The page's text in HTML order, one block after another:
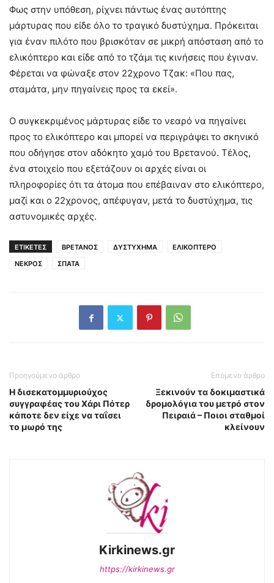
Φως στην υπόθεση, ρίχνει πάντως ένας αυτόπτης
μάρτυρας που είδε όλο το τραγικό δυστύχημα. Πρόκειται
για έναν πιλότο που βρισκόταν σε μικρή απόσταση από το
ελικόπτερο και είδε από το τζάμι τις κινήσεις που έγιναν.
Φέρεται να φώναξε στον 22χρονο Τζακ: «Που πας,
σταμάτα, μην πηγαίνεις προς τα εκεί».
Ο συγκεκριμένος μάρτυρας είδε το νεαρό να πηγαίνει
προς το ελικόπτερο και μπορεί να περιγράψει το σκηνικό
που οδήγησε στον αδόκητο χαμό του Βρετανού. Τέλος,
ένα στοιχείο που εξετάζουν οι αρχές είναι οι
πληροφορίες ότι τα άτομα που επέβαιναν στο ελικόπτερο,
μαζί και ο 22χρονος, απέφυγαν, μετά το δυστύχημα, τις
αστυνομικές αρχές.
ΕΤΙΚΕΤΕΣ ΒΡΕΤΑΝΟΣ ΔΥΣΤΥΧΗΜΑ
ΕΛΙΚΟΠΤΕΡΟ
ΝΕΚΡΟΣ
ΣΠΑΤΑ
Προηγούμενο άρθρο
Η δισεκατομμυριούχος
συγγραφέας του Χάρι Πότερ
κάποτε δεν είχε να ταΐσει
το μωρό της
Επόμενο άρθρο
Ξεκινούν τα δοκιμαστικά
δρομολόγια του μετρό στον
Πειραιά – Ποιοι σταθμοί
κλείνουν
Kirkinews.gr
https://kirkinews.gr